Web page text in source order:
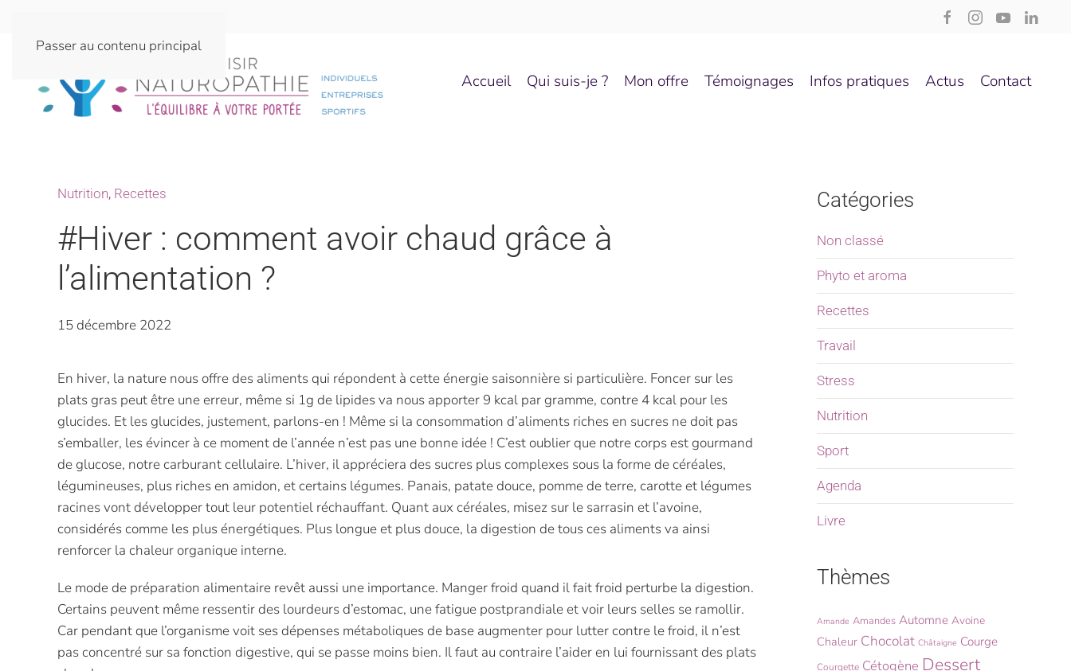
Passer au contenu principal
Accueil Qui suis-je ? Mon offre Témoignages Infos pratiques Actus Contact
Nutrition, Recettes
#Hiver : comment avoir chaud grâce à
l’alimentation ?
15 décembre 2022
En hiver, la nature nous offre des aliments qui répondent à cette énergie saisonnière si particulière. Foncer sur les
plats gras peut être une erreur, même si 1g de lipides va nous apporter 9 kcal par gramme, contre 4 kcal pour les
glucides. Et les glucides, justement, parlons-en ! Même si la consommation d’aliments riches en sucres ne doit pas
s’emballer, les évincer à ce moment de l’année n’est pas une bonne idée ! C’est oublier que notre corps est gourmand
de glucose, notre carburant cellulaire. L’hiver, il appréciera des sucres plus complexes sous la forme de céréales,
légumineuses, plus riches en amidon, et certains légumes. Panais, patate douce, pomme de terre, carotte et légumes
racines vont développer tout leur potentiel réchauffant. Quant aux céréales, misez sur le sarrasin et l’avoine,
considérés comme les plus énergétiques. Plus longue et plus douce, la digestion de tous ces aliments va ainsi
renforcer la chaleur organique interne.
Le mode de préparation alimentaire revêt aussi une importance. Manger froid quand il fait froid perturbe la digestion.
Certains peuvent même ressentir des lourdeurs d’estomac, une fatigue postprandiale et voir leurs selles se ramollir.
Car pendant que l’organisme voit ses dépenses métaboliques de base augmenter pour lutter contre le froid, il n’est
pas concentré sur sa fonction digestive, qui se passe moins bien. Il faut au contraire l’aider en lui fournissant des plats
Catégories
Non classé
Phyto et aroma
Recettes
Travail
Stress
Nutrition
Sport
Agenda
Livre
Thèmes
Amande Amandes Automne Avoine
Chaleur Chocolat Châtaigne Courge
Courgette Cétogène Dessert